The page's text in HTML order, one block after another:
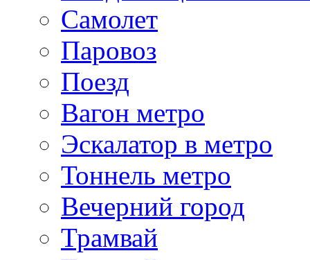
Самолет
Паровоз
Поезд
Вагон метро
Эскалатор в метро
Тоннель метро
Вечерний город
Трамвай